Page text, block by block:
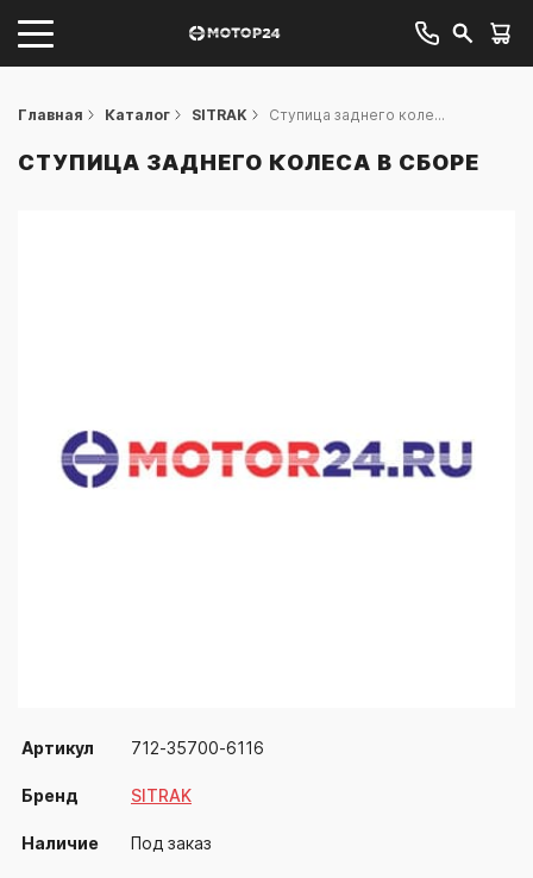
Главная Каталог SITRAK Ступица заднего коле...
СТУПИЦА ЗАДНЕГО КОЛЕСА В СБОРЕ
Артикул 712-35700-6116
Бренд SITRAK
Наличие Под заказ